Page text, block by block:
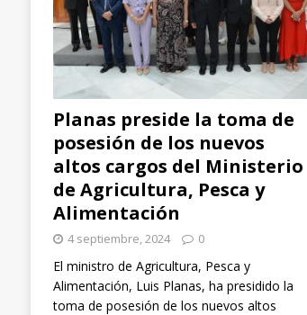
Planas preside la toma de
posesión de los nuevos
altos cargos del Ministerio
de Agricultura, Pesca y
Alimentación
4 septiembre, 2024 0
El ministro de Agricultura, Pesca y
Alimentación, Luis Planas, ha presidido la
toma de posesión de los nuevos altos